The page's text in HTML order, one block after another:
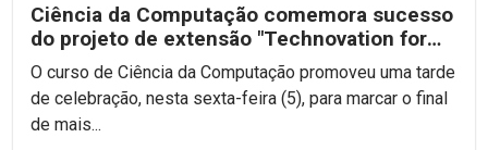
Ciência da Computação comemora sucesso
do projeto de extensão "Technovation for
Girls 2023"
O curso de Ciência da Computação promoveu uma tarde
de celebração, nesta sexta-feira (5), para marcar o final
de mais...